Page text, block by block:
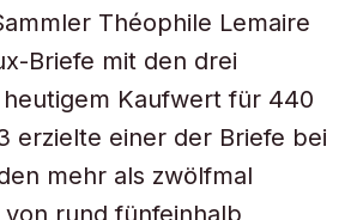
Théophile Lemaire
Briefe mit den drei
Kaufwert für 440
erzielte einer der Briefe bei
mehr als zwölfmal
rund fünfeinhalb